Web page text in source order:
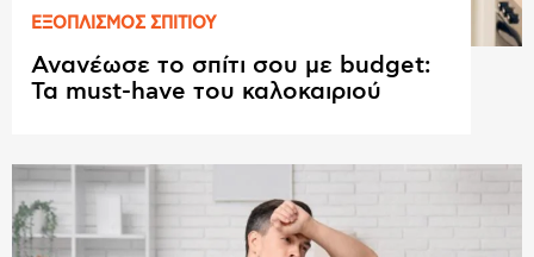
ΕΞΟΠΛΙΣΜΟΣ ΣΠΙΤΙΟΥ
Ανανέωσε το σπίτι σου με budget:
Τα must-have του καλοκαιριού